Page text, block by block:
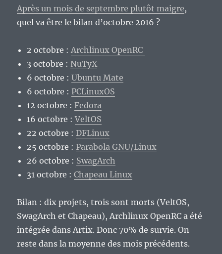
Après un mois de septembre plutôt maigre,
quel va être le bilan d’octobre 2016 ?
2 octobre :Archlinux OpenRC
3 octobre : NuTyX
6 octobre :Ubuntu Mate
6 octobre : PCLinuxOS
12 octobre :Fedora
16 octobre :VeltOS
22 octobre :DFLinux
25 octobre : Parabola GNU/Linux
26 octobre : SwagArch
31 octobre :Chapeau Linux
Bilan : dix projets, trois sont morts (VeltOS,
SwagArch et Chapeau), Archlinux OpenRC a été
intégrée dans Artix. Donc 70% de survie. On
reste dans la moyenne des mois précédents.